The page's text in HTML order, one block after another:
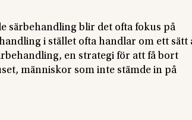
särbehandling blir det ofta fokus på
i stället ofta handlar om ett sätt
en strategi för att få bort
människor som inte stämde in på